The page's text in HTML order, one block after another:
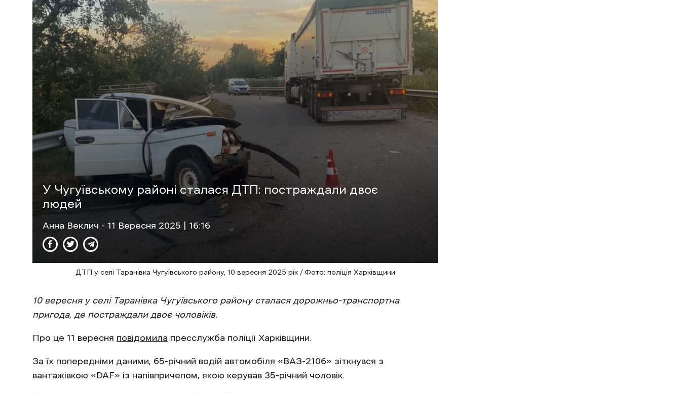
У Чугуївському районі сталася ДТП: постраждали двоє
людей
Анна Веклич - 11 Вересня 2025 | 16:16
ДТП у селі Таранівка Чугуївського району, 10 вересня 2025 рік / Фото: поліція Харківщини
10 вересня у селі Таранівка Чугуївського району сталася дорожньо-транспортна
пригода, де постраждали двоє чоловіків.
Про це 11 вересня повідомила пресслужба поліції Харківщини.
За їх попередніми даними, 65-річний водій автомобіля «ВАЗ-2106» зіткнувся з
вантажівкою «DAF» із напівпричепом, якою керував 35-річний чоловік.